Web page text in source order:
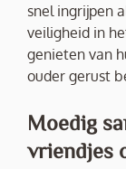
snel ingrijpen
veiligheid in
genieten van
ouder gerust
Moedig
vriendjes